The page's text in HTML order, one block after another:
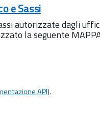
e Sassi
autorizzate dagli
la seguente
API).